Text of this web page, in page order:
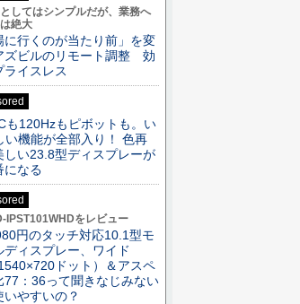
してはシンプルだが、業務へ
絶大
に行くのが当たり前」を変
ズビルのリモート調整 効
ライスレス
も120Hzもピボットも。い
い機能が全部入り！ 色再
しい23.8型ディスプレーが
になる
IPST101WHDをレビュー
円のタッチ対応10.1型モ
ディスプレー、ワイド
ドット）＆アスペ
77：36って聞きなじみない
いやすいの？